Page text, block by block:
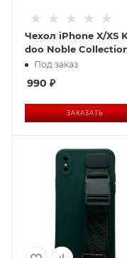
Чехол iPhone X/XS
doo Noble
Под заказ
990 ₽
ЗАКАЗАТЬ